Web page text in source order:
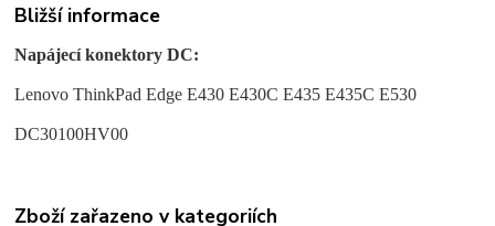
Bližší informace
Napájecí konektory DC:
Lenovo ThinkPad Edge E430 E430C E435 E435C E530
DC30100HV00
Zboží zařazeno v kategoriích